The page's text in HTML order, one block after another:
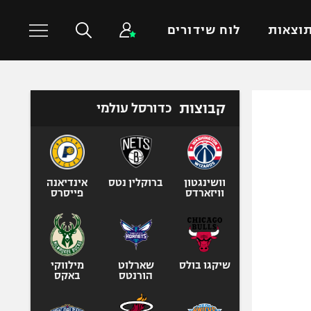
תוצאות לוח שידורים
כדורסל עולמי ענפים נוספים
כדוריד
אגרוף
ספורט אולימפי
UFC
היאבקות WWE
קבוצות כדורסל עולמי
וושינגטון
וויזארדס
ברוקלין נטס
אינדיאנה
פייסרס
שיקגו בולס
שארלוט
הורנטס
מילווקי
באקס